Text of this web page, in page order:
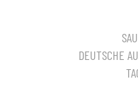
DEUTSCHE